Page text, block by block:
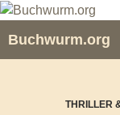
Zum
springen
Buchwurm.org
THRILLER